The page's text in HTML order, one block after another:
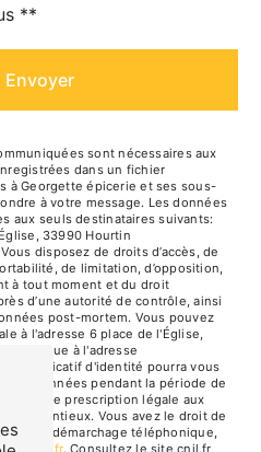
**
Envoyer
sont nécessaires aux
dans un fichier
à Georgette épicerie et ses sous-
à votre message. Les données
aux seuls destinataires suivants:
33990 Hourtin
disposez de droits d’accès, de
de limitation, d’opposition,
à tout moment et du droit
d’une autorité de contrôle, ainsi
post-mortem. Vous pouvez
à l'adresse 6 place de l'Église,
à l'adresse
Un justificatif d'identité pourra vous
vos données pendant la période de
durée de prescription légale aux
contentieux. Vous avez le droit de
au démarchage téléphonique,
. Consultez le site cnil.fr